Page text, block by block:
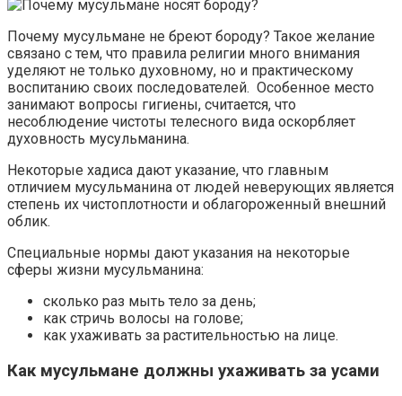
Почему мусульмане не бреют бороду? Такое желание
связано с тем, что правила религии много внимания
уделяют не только духовному, но и практическому
воспитанию своих последователей. Особенное место
занимают вопросы гигиены, считается, что
несоблюдение чистоты телесного вида оскорбляет
духовность мусульманина.
Некоторые хадиса дают указание, что главным
отличием мусульманина от людей неверующих является
степень их чистоплотности и облагороженный внешний
облик.
Специальные нормы дают указания на некоторые
сферы жизни мусульманина:
сколько раз мыть тело за день;
как стричь волосы на голове;
как ухаживать за растительностью на лице.
Как мусульмане должны ухаживать за усами